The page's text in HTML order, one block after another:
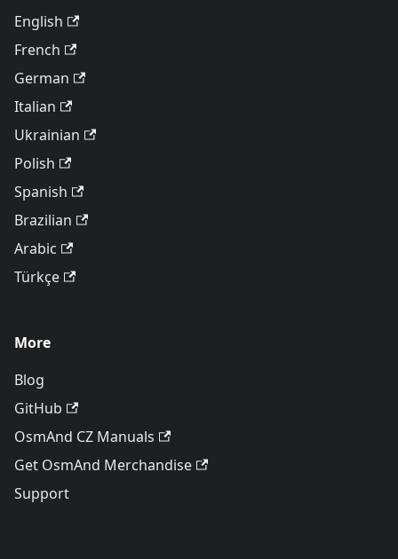
English
French
German
Italian
Ukrainian
Polish
Spanish
Brazilian
Arabic
Türkçe
More
Blog
GitHub
OsmAnd CZ Manuals
Get OsmAnd Merchandise
Support